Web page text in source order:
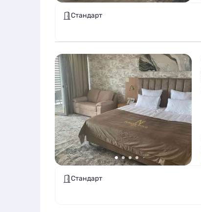
Стандарт
Стандарт